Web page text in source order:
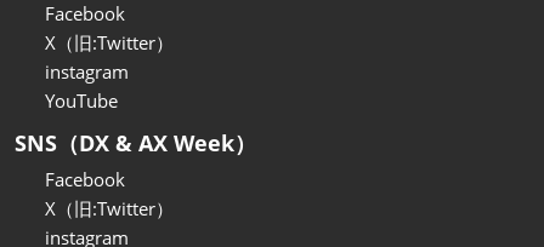
Facebook
X（旧:Twitter）
instagram
YouTube
SNS（DX & AX Week）
Facebook
X（旧:Twitter）
instagram